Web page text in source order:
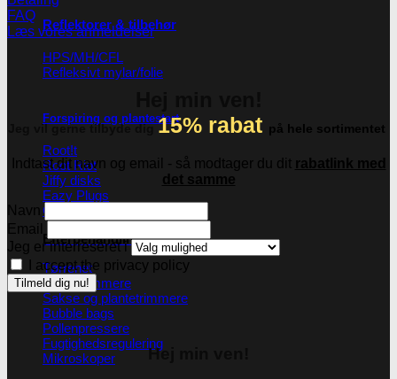
Reflektorer & tilbehør
HPS/MH/CFL
Refleksivt mylar/folie
Forspiring og plantestart
Root!t
Root Riot
Jiffy disks
Eazy Plugs
Grodan
Efterbehandling
Tørrenet
Plantetrimmere
Sakse og plantetrimmere
Bubble bags
Pollenpressere
Fugtighedsregulering
Mikroskoper
FAQ
Læs vores anmeldelser
Jeg vil gerne tilbyde dig 15% rabat på hele sortimentet
Indtast dit navn og email - så modtager du dit rabatlink med
det samme
Navn
Email
Jeg er interreseret i
I accept the privacy policy
Hej min ven!